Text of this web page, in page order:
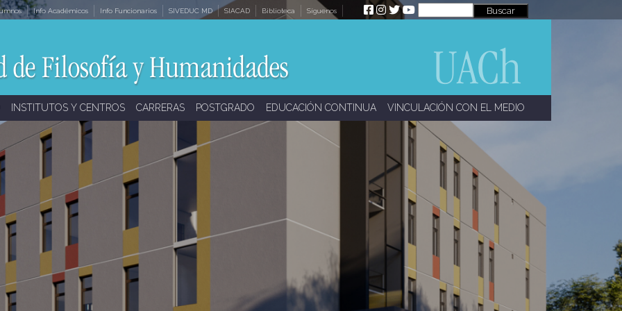
Info Académicos Info Funcionarios SIVEDUC MD SIACAD Biblioteca Síguenos
INSTITUTOS Y CENTROS CARRERAS POSTGRADO EDUCACIÓN CONTINUA VINCULACIÓN CON EL MEDIO